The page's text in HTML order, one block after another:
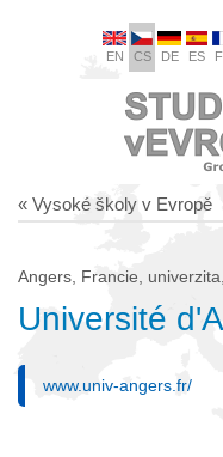
EN CS DE ES
« Vysoké školy v Evropě
Angers, Francie,
Université
www.univ-angers.fr/